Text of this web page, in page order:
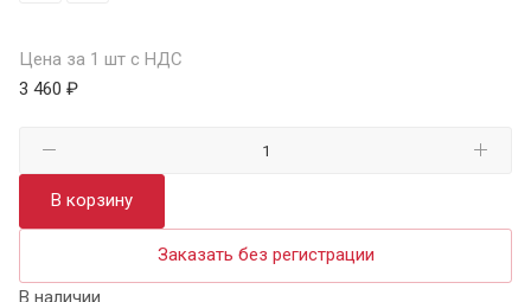
Цена за 1 шт с НДС
3 460 ₽
В корзину
Заказать без регистрации
В наличии